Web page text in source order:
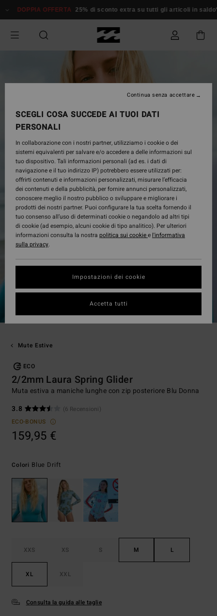
alle
prodotto
DOPPIA OFFERTA 25% di sconto extra su tutti gli articoli in
Mute Estive
ECO
2/2mm Laura Spring Glider
Muta estiva a maniche lunghe con zip posteriore Blu Donna
3.8
(6 Recensioni)
ECO-BONUS
159,95 €
Colori Blue Drift
XXS XS S M L
XL XXL
Consulta la guida alle taglie
SCEGLI COSA SUCCEDE AI TUOI DATI
PERSONALI
In collaborazione con i nostri partner, utilizziamo i cookie o dei
sistemi equivalenti per salvare e/o accedere a delle informazioni sul
tuo dispositivo. Tali informazioni personali (ad es. i dati di
navigazione e il tuo indirizzo IP) potrebbero essere utilizzati per:
offrirti contenuti e informazioni personalizzati, misurare l’efficacia
dei contenuti e della pubblicità, per fornire annunci personalizzati,
conoscere meglio il nostro pubblico o sviluppare e migliorare i
prodotti dei nostri partner. Puoi configurare la tua scelta fornendo il
tuo consenso all’uso di determinati cookie o negandolo ad altri tipi
di cookie (ad esempio, alcuni cookie di tipo analitico). Per ulteriori
informazioni consulta la nostra politica sui cookiee l'informativa
sulla privacy.
Impostazioni dei cookie
Continua senza accettare
Accetta tutti